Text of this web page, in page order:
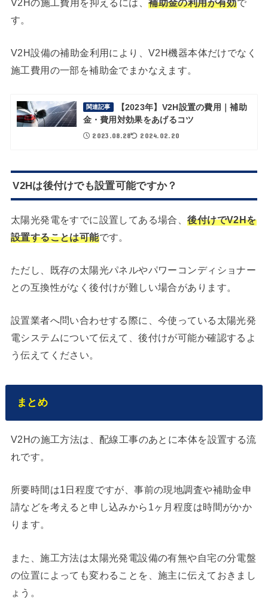
V2Hの施工費用を抑えるには、補助金の利用が有効で
す。
V2H設備の補助金利用により、V2H機器本体だけでなく
施工費用の一部を補助金でまかなえます。
関連記事
【2023年】V2H設置の費用｜補助
金・費用対効果をあげるコツ
2023.08.28 2024.02.20
V2Hは後付けでも設置可能ですか？
太陽光発電をすでに設置してある場合、後付けでV2Hを
設置することは可能です。
ただし、既存の太陽光パネルやパワーコンディショナー
との互換性がなく後付けが難しい場合があります。
設置業者へ問い合わせする際に、今使っている太陽光発
電システムについて伝えて、後付けが可能か確認するよ
う伝えてください。
まとめ
V2Hの施工方法は、配線工事のあとに本体を設置する流
れです。
所要時間は1日程度ですが、事前の現地調査や補助金申
請などを考えると申し込みから1ヶ月程度は時間がかか
ります。
また、施工方法は太陽光発電設備の有無や自宅の分電盤
の位置によっても変わることを、施主に伝えておきまし
ょう。